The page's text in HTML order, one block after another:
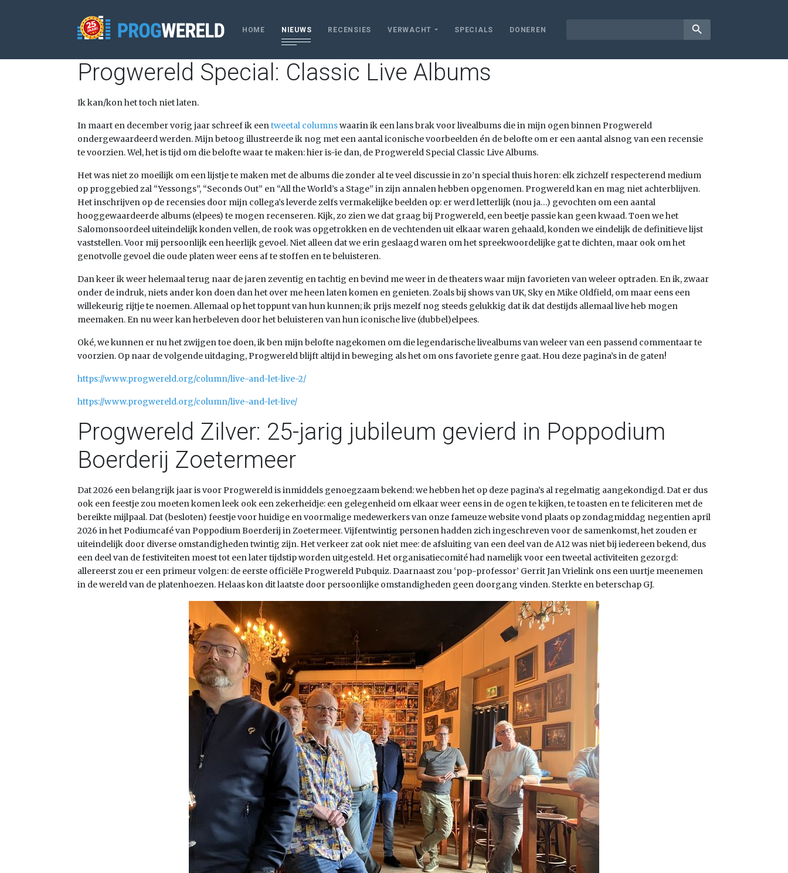
HOME NIEUWS RECENSIES VERWACHT SPECIALS DONEREN search
Progwereld Special: Classic Live Albums
Ik kan/kon het toch niet laten.
In maart en december vorig jaar schreef ik eentweetal columnswaarin ik een lans brak voor livealbums die in mijn ogen binnen Progwereld
ondergewaardeerd werden. Mijn betoog illustreerde ik nog met een aantal iconische voorbeelden én de belofte om er een aantal alsnog van een recensie
te voorzien. Wel, het is tijd om die belofte waar te maken: hier is-ie dan, de Progwereld Special Classic Live Albums.
Het was niet zo moeilijk om een lijstje te maken met de albums die zonder al te veel discussie in zo’n special thuis horen: elk zichzelf respecterend medium
op proggebied zal “Yessongs”, “Seconds Out” en “All the World’s a Stage” in zijn annalen hebben opgenomen. Progwereld kan en mag niet achterblijven.
Het inschrijven op de recensies door mijn collega’s leverde zelfs vermakelijke beelden op: er werd letterlijk (nou ja…) gevochten om een aantal
hooggewaardeerde albums (elpees) te mogen recenseren. Kijk, zo zien we dat graag bij Progwereld, een beetje passie kan geen kwaad. Toen we het
Salomonsoordeel uiteindelijk konden vellen, de rook was opgetrokken en de vechtenden uit elkaar waren gehaald, konden we eindelijk de definitieve lijst
vaststellen. Voor mij persoonlijk een heerlijk gevoel. Niet alleen dat we erin geslaagd waren om het spreekwoordelijke gat te dichten, maar ook om het
genotvolle gevoel die oude platen weer eens af te stoffen en te beluisteren.
Dan keer ik weer helemaal terug naar de jaren zeventig en tachtig en bevind me weer in de theaters waar mijn favorieten van weleer optraden. En ik, zwaar
onder de indruk, niets ander kon doen dan het over me heen laten komen en genieten. Zoals bij shows van UK, Sky en Mike Oldfield, om maar eens een
willekeurig rijtje te noemen. Allemaal op het toppunt van hun kunnen; ik prijs mezelf nog steeds gelukkig dat ik dat destijds allemaal live heb mogen
meemaken. En nu weer kan herbeleven door het beluisteren van hun iconische live (dubbel)elpees.
Oké, we kunnen er nu het zwijgen toe doen, ik ben mijn belofte nagekomen om die legendarische livealbums van weleer van een passend commentaar te
voorzien. Op naar de volgende uitdaging, Progwereld blijft altijd in beweging als het om ons favoriete genre gaat. Hou deze pagina’s in de gaten!
https://www.progwereld.org/column/live-and-let-live-2/
https://www.progwereld.org/column/live-and-let-live/
Progwereld Zilver: 25-jarig jubileum gevierd in Poppodium
Boerderij Zoetermeer
Dat 2026 een belangrijk jaar is voor Progwereld is inmiddels genoegzaam bekend: we hebben het op deze pagina’s al regelmatig aangekondigd. Dat er dus
ook een feestje zou moeten komen leek ook een zekerheidje: een gelegenheid om elkaar weer eens in de ogen te kijken, te toasten en te feliciteren met de
bereikte mijlpaal. Dat (besloten) feestje voor huidige en voormalige medewerkers van onze fameuze website vond plaats op zondagmiddag negentien april
2026 in het Podiumcafé van Poppodium Boerderij in Zoetermeer. Vijfentwintig personen hadden zich ingeschreven voor de samenkomst, het zouden er
uiteindelijk door diverse omstandigheden twintig zijn. Het verkeer zat ook niet mee: de afsluiting van een deel van de A12 was niet bij iedereen bekend, dus
een deel van de festiviteiten moest tot een later tijdstip worden uitgesteld. Het organisatiecomité had namelijk voor een tweetal activiteiten gezorgd:
allereerst zou er een primeur volgen: de eerste officiële Progwereld Pubquiz. Daarnaast zou ‘pop-professor’ Gerrit Jan Vrielink ons een uurtje meenemen
in de wereld van de platenhoezen. Helaas kon dit laatste door persoonlijke omstandigheden geen doorgang vinden. Sterkte en beterschap GJ.